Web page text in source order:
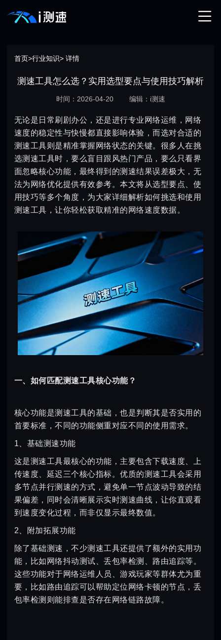
首页>行业知识> 详情
测速工具怎么选？实用选型要点与使用技巧解析
时间：2026-04-20 编辑：i测速
无论是日常刷剧办公，还是进行专业网络运维，网络
速度的稳定性与快慢都直接影响体验，而选对合适的
测速工具则是精准掌握网络状态的关键。很多人在挑
选测速工具时，要么盲目跟风热门产品，要么只看界
面忽略核心功能，最终得到的测速结果误差极大，无
法为网络优化提供有效参考。本文将从选型要点、使
用技巧等多个角度，为大家详细解析如何挑选和使用
测速工具，让你轻松获取精准的网络速度数据。
一、如何匹配测速工具核心功能？
核心功能是测速工具的基础，也是判断其是否实用的
首要标准，不同的功能侧重对应不同的使用需求。
1、基础测速功能
这是测速工具最核心的功能，主要包含下载速度、上
传速度、延迟三个核心指标。优质的测速工具会采用
多节点并行测速的方式，避免单一节点波动导致的结
果偏差，同时会清晰展示实时测速曲线，让你直观看
到速度变化过程，而非仅显示最终数值。
2、附加拓展功能
除了基础测速，不少测速工具还提供了额外的实用功
能，比如网络抖动测试、丢包率检测、路由追踪等。
这些功能对于网络运维人员、游戏玩家等群体尤为重
要，比如路由追踪可以帮助定位网络卡顿的节点，丢
包率检测则能排查是否存在网络链路故障。